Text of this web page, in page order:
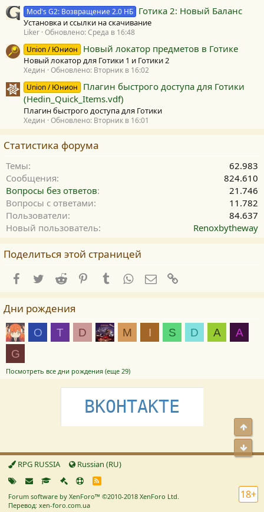
Mod's G2: Возвращение 2.0 НБ Готика 2: Новый Баланс
Установка и ссылки на скачивание
Liker Обновлено:Среда в 16:48
Union / Юнион
Новый локатор предметов в Готике
Новый локатор для Готики 1 и Готики 2
Хедин Обновлено: Вторник в 16:02
Union / Юнион
Плагин быстрого доступа для Готики
(Hedin_Quick_Items.vdf)
Плагин быстрого доступа для Готики
Хедин Обновлено: Вторник в 16:01
Статистика форума
Темы
62.983
Сообщения
824.610
Вопросы без ответов
21.746
Вопросы с ответами
11.782
Пользователи
84.637
Новый пользователь
Renoxbytheway
Поделиться этой страницей
Facebook
TwitterReddit PinterestTumblrWhatsApp
E-mail
Дни рождения
O T D M I S D А
А
G
Посмотреть все дни рождения (еще 29)
ВКОНТАКТЕ
RPG RUSSIA Russian (RU)
R
S
18+
Forum software by XenForo™ ©2010-2018 XenForo Ltd.
Перевод: xen-foro.com.ua